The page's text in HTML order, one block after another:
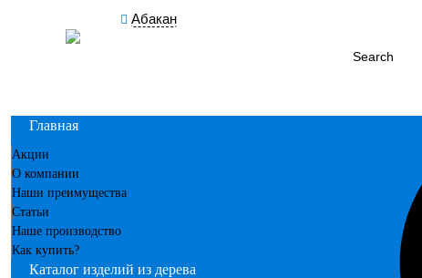
Абакан
Search
Главная
Акции
О компании
Наши преимущества
Статьи
Наше производство
Как купить?
Каталог изделий из дерева